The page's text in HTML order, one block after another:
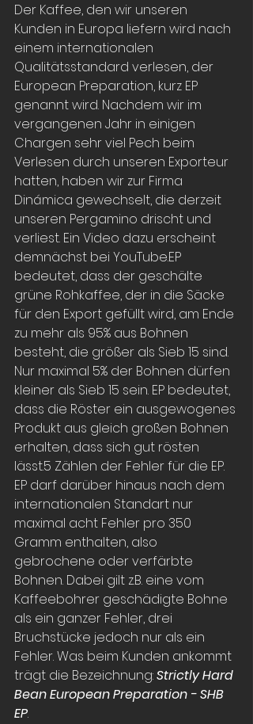
Der Kaffee, den wir unseren
Kunden in Europa liefern wird nach
einem internationalen
Qualitätsstandard verlesen, der
European Preparation, kurz EP
genannt wird. Nachdem wir im
vergangenen Jahr in einigen
Chargen sehr viel Pech beim
Verlesen durch unseren Exporteur
hatten, haben wir zur Firma
Dinámica gewechselt, die derzeit
unseren Pergamino drischt und
verliest. Ein Video dazu erscheint
demnächst bei YouTube.EP
bedeutet, dass der geschälte
grüne Rohkaffee, der in die Säcke
für den Export gefüllt wird, am Ende
zu mehr als 95% aus Bohnen
besteht, die größer als Sieb 15 sind.
Nur maximal 5% der Bohnen dürfen
kleiner als Sieb 15 sein. EP bedeutet,
dass die Röster ein ausgewogenes
Produkt aus gleich großen Bohnen
erhalten, dass sich gut rösten
lässt.5 Zählen der Fehler für die EP.
EP darf darüber hinaus nach dem
internationalen Standart nur
maximal acht Fehler pro 350
Gramm enthalten, also
gebrochene oder verfärbte
Bohnen. Dabei gilt z.B. eine vom
Kaffeebohrer geschädigte Bohne
als ein ganzer Fehler, drei
Bruchstücke jedoch nur als ein
Fehler. Was beim Kunden ankommt
trägt die Bezeichnung: Strictly Hard
Bean European Preparation - SHB
EP.